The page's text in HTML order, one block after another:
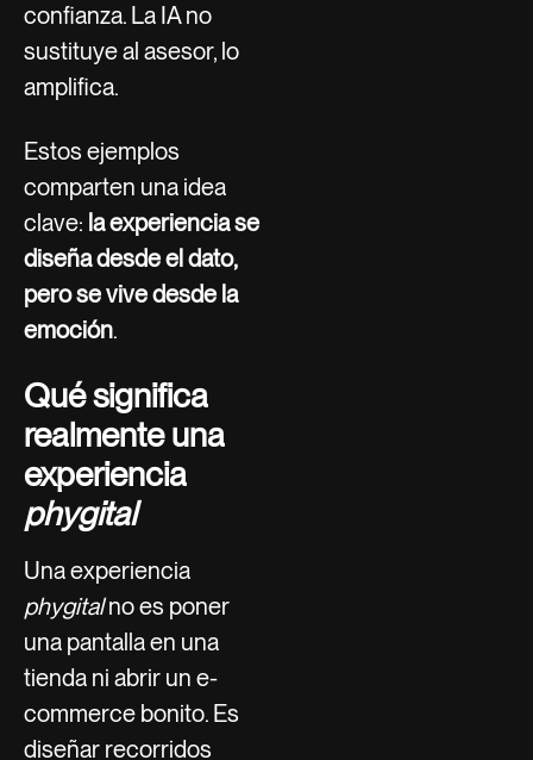
confianza. La IA no
sustituye al asesor, lo
amplifica.
Estos ejemplos
comparten una idea
clave: la experiencia se
diseña desde el dato,
pero se vive desde la
emoción.
Qué significa
realmente una
experiencia
phygital
Una experiencia
phygitalno es poner
una pantalla en una
tienda ni abrir un e-
commerce bonito. Es
diseñar recorridos